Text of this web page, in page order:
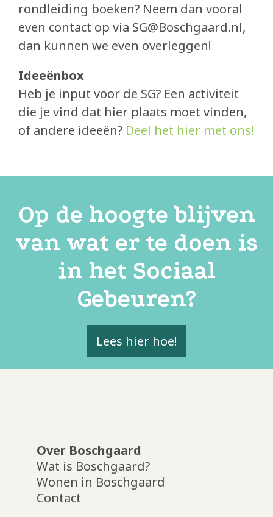
rondleiding boeken? Neem dan vooral
even contact op via SG@Boschgaard.nl,
dan kunnen we even overleggen!
Ideeënbox
Heb je input voor de SG? Een activiteit
die je vind dat hier plaats moet vinden,
of andere ideeën? Deel het hier met ons!
Op de hoogte blijven
van wat er te doen is
in het Sociaal
Gebeuren?
Lees hier hoe!
Over Boschgaard
Wat is Boschgaard?
Wonen in Boschgaard
Contact